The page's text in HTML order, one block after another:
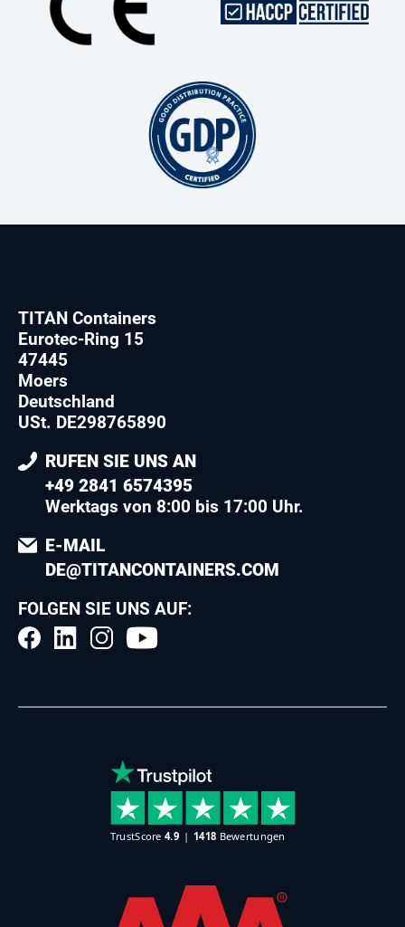
TITAN Containers
Eurotec-Ring 15
47445
Moers
Deutschland
USt. DE298765890
RUFEN SIE UNS AN
+49 2841 6574395
Werktags von 8:00 bis 17:00 Uhr.
E-MAIL
DE@TITANCONTAINERS.COM
FOLGEN SIE UNS AUF: